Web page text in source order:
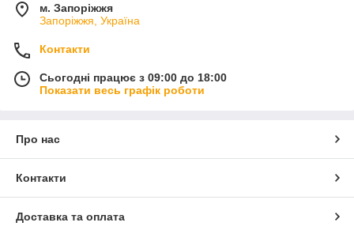
м. Запоріжжя
Запоріжжя, Україна
Контакти
Сьогодні працює з 09:00 до 18:00
Показати весь графік роботи
Про нас
Контакти
Доставка та оплата